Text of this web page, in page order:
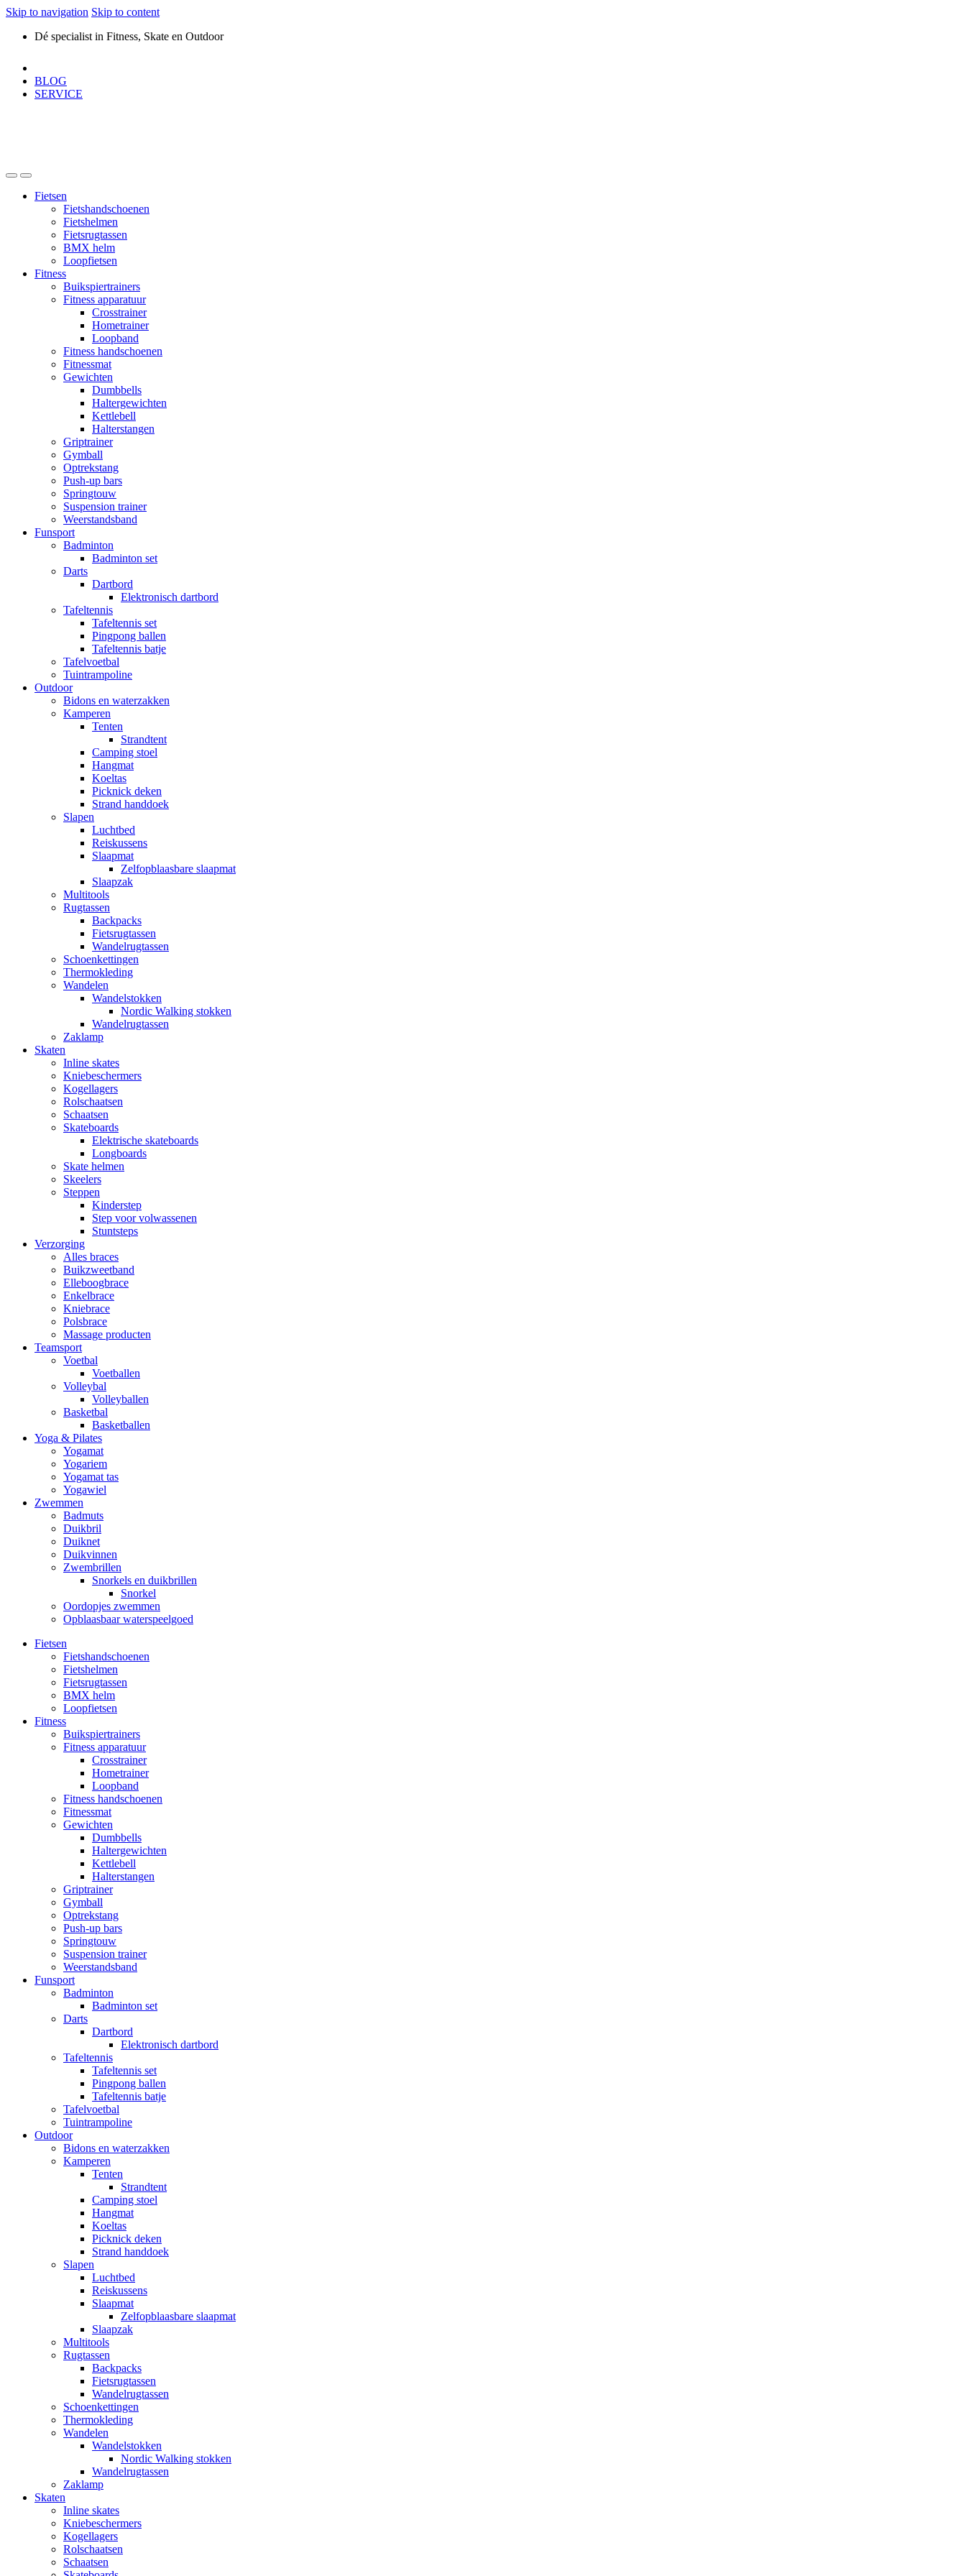
Skip to navigation Skip to content
Dé specialist in Fitness, Skate en Outdoor
BLOG
SERVICE
Fietsen
Fietshandschoenen
Fietshelmen
Fietsrugtassen
BMX helm
Loopfietsen
Fitness
Buikspiertrainers
Fitness apparatuur
Crosstrainer
Hometrainer
Loopband
Fitness handschoenen
Fitnessmat
Gewichten
Dumbbells
Haltergewichten
Kettlebell
Halterstangen
Griptrainer
Gymball
Optrekstang
Push-up bars
Springtouw
Suspension trainer
Weerstandsband
Funsport
Badminton
Badminton set
Darts
Dartbord
Elektronisch dartbord
Tafeltennis
Tafeltennis set
Pingpong ballen
Tafeltennis batje
Tafelvoetbal
Tuintrampoline
Outdoor
Bidons en waterzakken
Kamperen
Tenten
Strandtent
Camping stoel
Hangmat
Koeltas
Picknick deken
Strand handdoek
Slapen
Luchtbed
Reiskussens
Slaapmat
Zelfopblaasbare slaapmat
Slaapzak
Multitools
Rugtassen
Backpacks
Fietsrugtassen
Wandelrugtassen
Schoenkettingen
Thermokleding
Wandelen
Wandelstokken
Nordic Walking stokken
Wandelrugtassen
Zaklamp
Skaten
Inline skates
Kniebeschermers
Kogellagers
Rolschaatsen
Schaatsen
Skateboards
Elektrische skateboards
Longboards
Skate helmen
Skeelers
Steppen
Kinderstep
Step voor volwassenen
Stuntsteps
Verzorging
Alles braces
Buikzweetband
Elleboogbrace
Enkelbrace
Kniebrace
Polsbrace
Massage producten
Teamsport
Voetbal
Voetballen
Volleybal
Volleyballen
Basketbal
Basketballen
Yoga & Pilates
Yogamat
Yogariem
Yogamat tas
Yogawiel
Zwemmen
Badmuts
Duikbril
Duiknet
Duikvinnen
Zwembrillen
Snorkels en duikbrillen
Snorkel
Oordopjes zwemmen
Opblaasbaar waterspeelgoed
Fietsen
Fietshandschoenen
Fietshelmen
Fietsrugtassen
BMX helm
Loopfietsen
Fitness
Buikspiertrainers
Fitness apparatuur
Crosstrainer
Hometrainer
Loopband
Fitness handschoenen
Fitnessmat
Gewichten
Dumbbells
Haltergewichten
Kettlebell
Halterstangen
Griptrainer
Gymball
Optrekstang
Push-up bars
Springtouw
Suspension trainer
Weerstandsband
Funsport
Badminton
Badminton set
Darts
Dartbord
Elektronisch dartbord
Tafeltennis
Tafeltennis set
Pingpong ballen
Tafeltennis batje
Tafelvoetbal
Tuintrampoline
Outdoor
Bidons en waterzakken
Kamperen
Tenten
Strandtent
Camping stoel
Hangmat
Koeltas
Picknick deken
Strand handdoek
Slapen
Luchtbed
Reiskussens
Slaapmat
Zelfopblaasbare slaapmat
Slaapzak
Multitools
Rugtassen
Backpacks
Fietsrugtassen
Wandelrugtassen
Schoenkettingen
Thermokleding
Wandelen
Wandelstokken
Nordic Walking stokken
Wandelrugtassen
Zaklamp
Skaten
Inline skates
Kniebeschermers
Kogellagers
Rolschaatsen
Schaatsen